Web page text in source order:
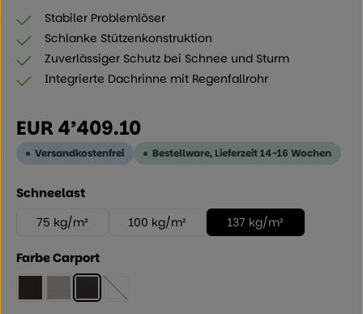
Stabiler Problemlöser
Schlanke Stützenkonstruktion
Zuverlässiger Schutz bei Schnee und Sturm
Integrierte Dachrinne mit Regenfallrohr
Regulärer Preis:
EUR 4’409.10
Versandkostenfrei Bestellware, Lieferzeit 14-16 Wochen
Schneelast
75 kg/m² 100 kg/m² 137 kg/m²
Farbe Carport
MattbraunEdelstahllook
SchwarzWinterweiss
(Diese Option ist zurzeit nicht verfügbar.)